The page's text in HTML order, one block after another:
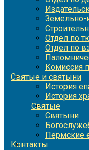
Земельно-
Отдел по
Отдел по
Комиссия
Святые и святыни
История
История
Святые
Святыни
Пермские
Контакты